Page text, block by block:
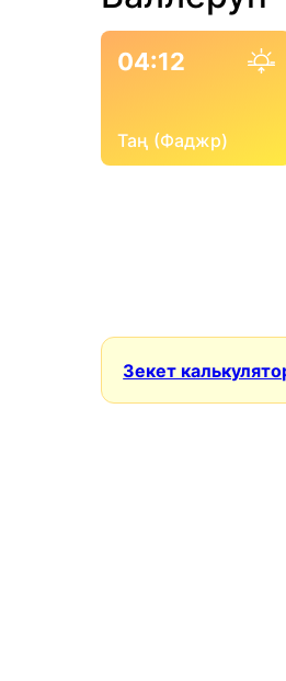
04:12
Таң (Фаджр)
Зекет